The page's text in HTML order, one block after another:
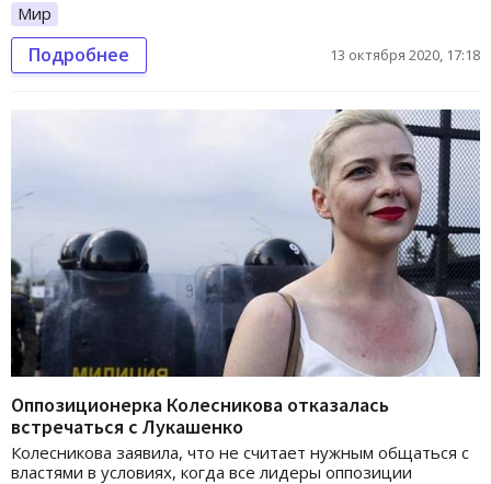
Мир
Подробнее 13 октября 2020, 17:18
Оппозиционерка Колесникова отказалась
встречаться с Лукашенко
Колесникова заявила, что не считает нужным общаться с
властями в условиях, когда все лидеры оппозиции